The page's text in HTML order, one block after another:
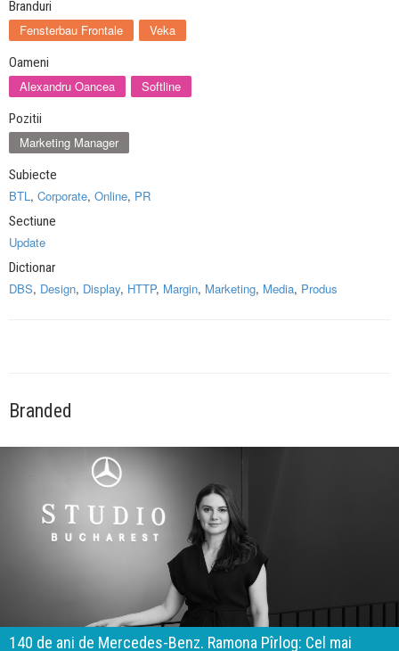
Branduri
Fensterbau Frontale Veka
Oameni
Alexandru Oancea Softline
Pozitii
Marketing Manager
Subiecte
BTL, Corporate, Online, PR
Sectiune
Update
Dictionar
DBS, Design, Display, HTTP, Margin, Marketing, Media, Produs
Branded
140 de ani de Mercedes-Benz. Ramona Pîrlog: Cel mai